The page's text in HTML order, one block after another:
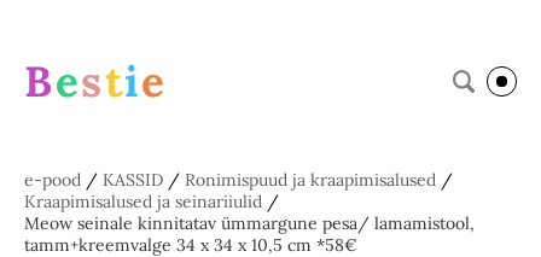
Bestie
e-pood / KASSID / Ronimispuud ja kraapimisalused /
Kraapimisalused ja seinariiulid /
Meow seinale kinnitatav ümmargune pesa/ lamamistool,
tamm+kreemvalge 34 x 34 x 10,5 cm *58€